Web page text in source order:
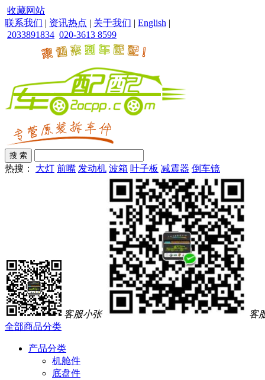
收藏网站
联系我们 | 资讯热点 | 关于我们 | English |
2033891834 020-3613 8599
热搜： 大灯 前嘴 发动机 波箱 叶子板 减震器 倒车镜
客服小张
客
全部商品分类
产品分类
机舱件
底盘件